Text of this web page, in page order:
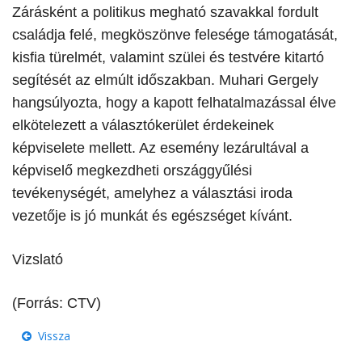
​Zárásként a politikus megható szavakkal fordult
családja felé, megköszönve felesége támogatását,
kisfia türelmét, valamint szülei és testvére kitartó
segítését az elmúlt időszakban. Muhari Gergely
hangsúlyozta, hogy a kapott felhatalmazással élve
elkötelezett a választókerület érdekeinek
képviselete mellett. Az esemény lezárultával a
képviselő megkezdheti országgyűlési
tevékenységét, amelyhez a választási iroda
vezetője is jó munkát és egészséget kívánt.
Vizslató
(Forrás: CTV)
Vissza